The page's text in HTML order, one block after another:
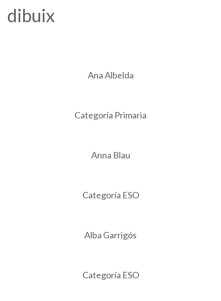
dibuix
Ana Albelda
Categoría Primaria
Anna Blau
Categoría ESO
Alba Garrigós
Categoría ESO